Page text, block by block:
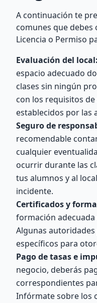
A continuación te
comunes que
Licencia o Permiso
Evaluación del local:
espacio adecuado
clases sin ningún
con los requisitos
establecidos por las
Seguro de
recomendable
cualquier
ocurrir durante las
tus alumnos y al
incidente.
Certificados y
formación
Algunas
específicos para
Pago de tasas e
negocio, deberás
correspondientes
Infórmate sobre los